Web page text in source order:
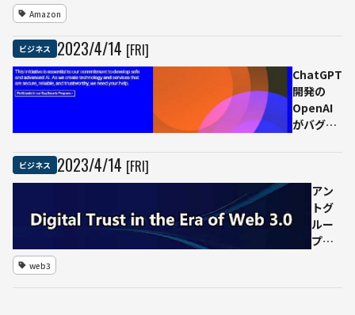
ップ
設立
へ
Amazon
ビジネス 2023/4/14 [FRI]
ChatGPT
開発の
OpenAI
がバグ発
プログラ
ムを発表
ビジネス 2023/4/14 [FRI]
アン
トグ
ルー
プが
web3